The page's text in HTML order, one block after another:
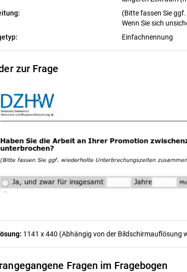
(Bitte fassen Sie
Wenn Sie sich
Einfachnennung
zur Frage
1141 x 440 (Abhängig von der Bildschirmauflösung
Fragen im Fragebogen